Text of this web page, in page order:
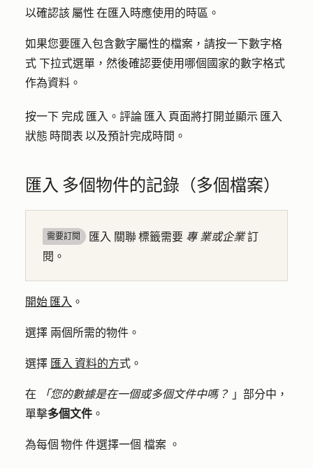
以確認該 屬性 在匯入時應使用的時區。
如果您要匯入包含數字屬性的檔案，請按一下數字格
式 下拉式選單，然後確認要使用哪個國家的數字格式
作為資料。
按一下 完成 匯入 。評論 匯入 頁面將打開並顯示 匯入
狀態 時間表 以及預計完成時間。
匯入 多個物件的記錄（多個檔案）
需要訂閱 匯入 關聯 標籤需要 專 業或企業訂
閱。
開始 匯入 。
選擇 兩個所需的物件 。
選擇 匯入 資料的方式。
在 「您的數據是在一個或多個文件中嗎？ 」部分中，
單擊多個文件 。
為每個 物件 件選擇一個 檔案 。